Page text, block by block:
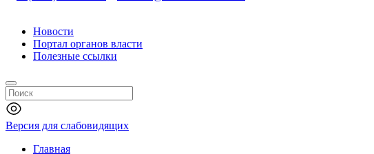
Новости
Портал органов власти
Полезные ссылки
Версия для слабовидящих
Главная